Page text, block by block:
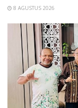
8 AGUSTUS 2026